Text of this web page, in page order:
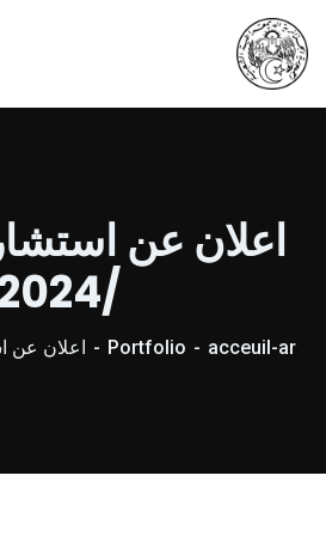
/2024
acceuil-ar
Portfolio اعلان عن